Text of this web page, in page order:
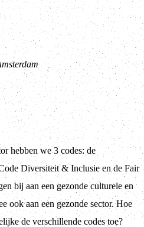
hebben we 3 codes: de
Diversiteit & Inclusie en de Fair
bij aan een gezonde culturele en
ook aan een gezonde sector. Hoe
de verschillende codes toe?